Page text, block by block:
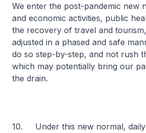
We enter the post-pandemic new
and economic activities, public
the recovery of travel and
adjusted in a phased and safe
do so step-by-step, and not rush
which may potentially bring our
the drain.
10. Under this new normal,